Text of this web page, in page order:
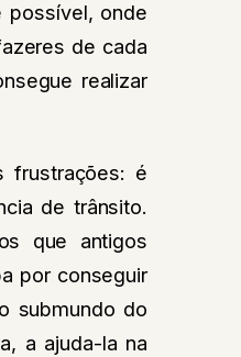
possível, onde
de cada
realizar
frustrações: é
de trânsito.
que antigos
por conseguir
submundo do
a ajuda-la na